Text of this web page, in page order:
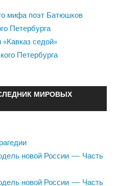
мифа поэт Батюшков
Петербурга
седой»
Петербурга
МИРОВЫХ
новой России — Часть
новой России — Часть